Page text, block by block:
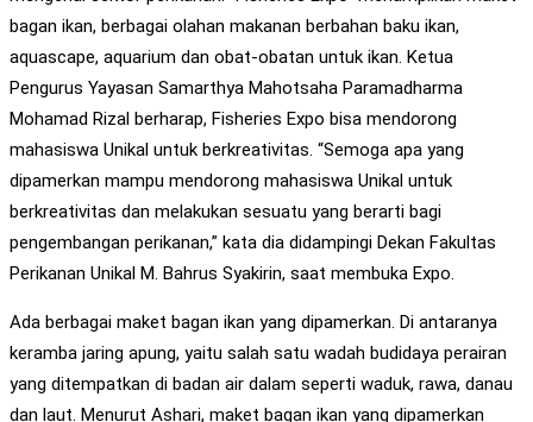
bagan ikan, berbagai olahan makanan berbahan baku ikan,
aquascape, aquarium dan obat-obatan untuk ikan. Ketua
Pengurus Yayasan Samarthya Mahotsaha Paramadharma
Mohamad Rizal berharap, Fisheries Expo bisa mendorong
mahasiswa Unikal untuk berkreativitas. “Semoga apa yang
dipamerkan mampu mendorong mahasiswa Unikal untuk
berkreativitas dan melakukan sesuatu yang berarti bagi
pengembangan perikanan,” kata dia didampingi Dekan Fakultas
Perikanan Unikal M. Bahrus Syakirin, saat membuka Expo.
Ada berbagai maket bagan ikan yang dipamerkan. Di antaranya
keramba jaring apung, yaitu salah satu wadah budidaya perairan
yang ditempatkan di badan air dalam seperti waduk, rawa, danau
dan laut. Menurut Ashari, maket bagan ikan yang dipamerkan